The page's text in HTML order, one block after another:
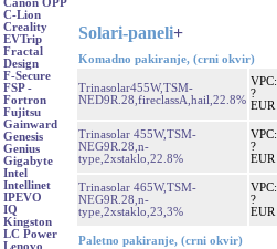
Canon OPP
C-Lion
Creality
EVTrip
Fractal
Design
F-Secure
FSP -
Fortron
Fujitsu
Gainward
Genesis
Genius
Gigabyte
Intel
Intellinet
IPEVO
IQ
Kingston
LC Power
Lenovo
Solari-paneli+
Komadno pakiranje, (crni okvir)
Trinasolar455W,TSM-
NED9R.28,fireclassA,hail,22.8%
VPC:
?
EUR
Trinasolar 455W,TSM-
NEG9R.28,n-
type,2xstaklo,22.8%
VPC:
?
EUR
Trinasolar 465W,TSM-
NEG9R.28,n-
type,2xstaklo,23,3%
VPC:
?
EUR
Paletno pakiranje, (crni okvir)